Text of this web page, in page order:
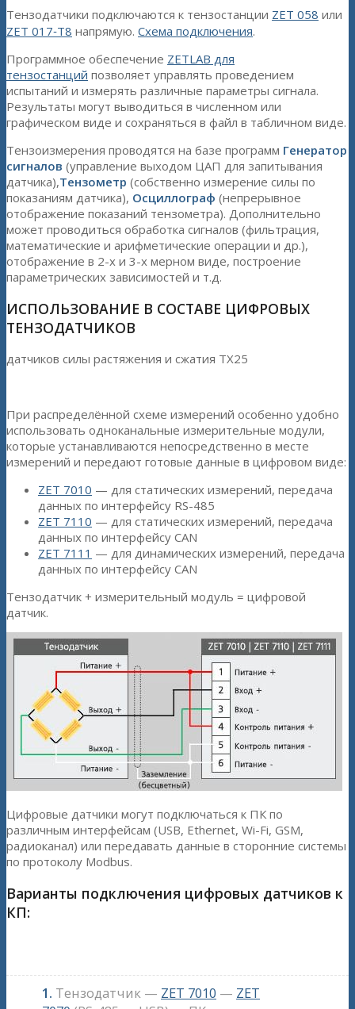
Тензодатчики подключаются к тензостанции ZET 058 или
ZET 017‑T8 напрямую. Схема подключения.
Программное обеспечение ZETLAB для
тензостанций позволяет управлять проведением
испытаний и измерять различные параметры сигнала.
Результаты могут выводиться в численном или
графическом виде и сохраняться в файл в табличном виде.
Тензоизмерения проводятся на базе программ Генератор
сигналов (управление выходом ЦАП для запитывания
датчика),Тензометр (собственно измерение силы по
показаниям датчика), Осциллограф (непрерывное
отображение показаний тензометра). Дополнительно
может проводиться обработка сигналов (фильтрация,
математические и арифметические операции и др.),
отображение в 2-х и 3-х мерном виде, построение
параметрических зависимостей и т.д.
ИСПОЛЬЗОВАНИЕ В СОСТАВЕ ЦИФРОВЫХ
ТЕНЗОДАТЧИКОВ
датчиков силы растяжения и сжатия TX25
При распределённой схеме измерений особенно удобно
использовать одноканальные измерительные модули,
которые устанавливаются непосредственно в месте
измерений и передают готовые данные в цифровом виде:
ZET 7010 — для статических измерений, передача
данных по интерфейсу RS-485
ZET 7110 — для статических измерений, передача
данных по интерфейсу CAN
ZET 7111 — для динамических измерений, передача
данных по интерфейсу CAN
Тензодатчик + измерительный модуль = цифровой
датчик.
Цифровые датчики могут подключаться к ПК по
различным интерфейсам (USB, Ethernet, Wi-Fi, GSM,
радиоканал) или передавать данные в сторонние системы
по протоколу Modbus.
Варианты подключения цифровых датчиков к
КП:
1. Тензодатчик — ZET 7010 — ZET